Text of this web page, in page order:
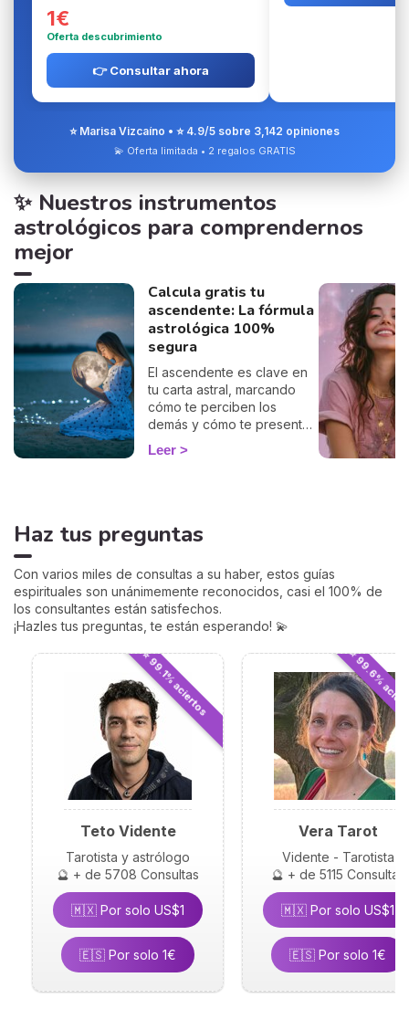
1€
Oferta descubrimiento
👉 Consultar ahora
⭐ Marisa Vizcaíno • ⭐ 4.9/5 sobre 3,142 opiniones
💫 Oferta limitada • 2 regalos GRATIS
✨ Nuestros instrumentos
astrológicos para comprendernos
mejor
Calcula gratis tu
ascendente: La fórmula
astrológica 100%
segura
El ascendente es clave en
tu carta astral, marcando
cómo te perciben los
demás y cómo te presentas
al mundo. Con nuestro
cálculo gratuito y preciso,
zodiacal y en cómo te
relacionas con los demás.
fascinante aspecto de la
astrología y empieza a ver
tu horóscopo desde una
perspectiva renovada.
Leer
Haz tus preguntas
Con varios miles de consultas a su haber, estos guías
espirituales son unánimemente reconocidos, casi el 100% de
los consultantes están satisfechos.
¡Hazles tus preguntas, te están esperando! 💫
⭐ 99.1% aciertos
Teto Vidente
Tarotista y astrólogo
🔮 + de 5708 Consultas
🇲🇽 Por solo US$1
🇪🇸 Por solo 1€
⭐ 99.6%
Vera Tarot
Vidente - Tarotista
🔮 + de 5115 Consultas
🇲🇽 Por solo US$1
🇪🇸 Por solo 1€